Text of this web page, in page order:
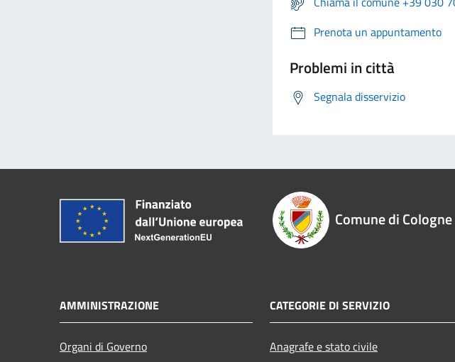
Prenota un appuntamento
Problemi in città
Segnala disservizio
Comune di Cologne
AMMINISTRAZIONE
Organi di Governo
CATEGORIE DI SERVIZIO
Anagrafe e stato civile